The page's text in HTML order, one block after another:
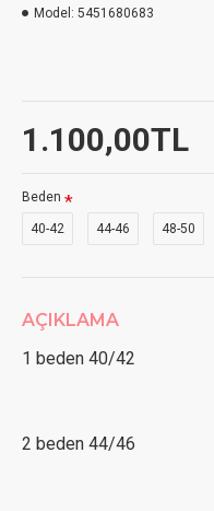
1.100,00TL
Model: 5451680683
Beden
40-42 44-46 48-50
AÇIKLAMA
1 beden 40/42
2 beden 44/46